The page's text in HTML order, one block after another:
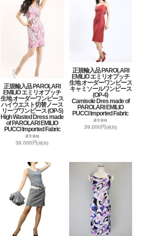
正規輸入品 PAROLARI
EMILIO エミリオプッチ
生地 オーダーワンピース
ハイウエスト切替ノース
リーブワンピース (OP-5)
High Wasted Dress made
of PAROLARI EMILIO
PUCCI Imported Fabric
通常価格
39,000円(税別)
正規輸入品 PAROLARI
EMILIO エミリオプッチ
生地 オーダーワンピース
キャミソールワンピース
(OP-4)
Camisole Dres made of
PAROLARI EMILIO
PUCCI Imported Fabric
通常価格
39,000円(税別)